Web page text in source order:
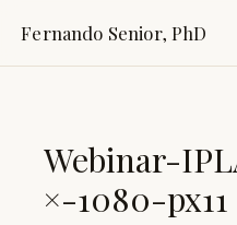
Fernando Senior, PhD
Webinar-
×-1080-px11